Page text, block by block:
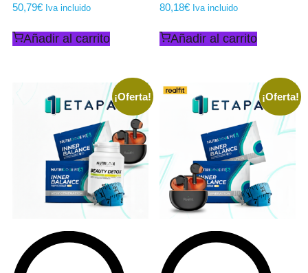
50,79€ Iva incluido
Añadir al carrito
80,18€ Iva incluido
Añadir al carrito
¡Oferta! ¡Oferta!